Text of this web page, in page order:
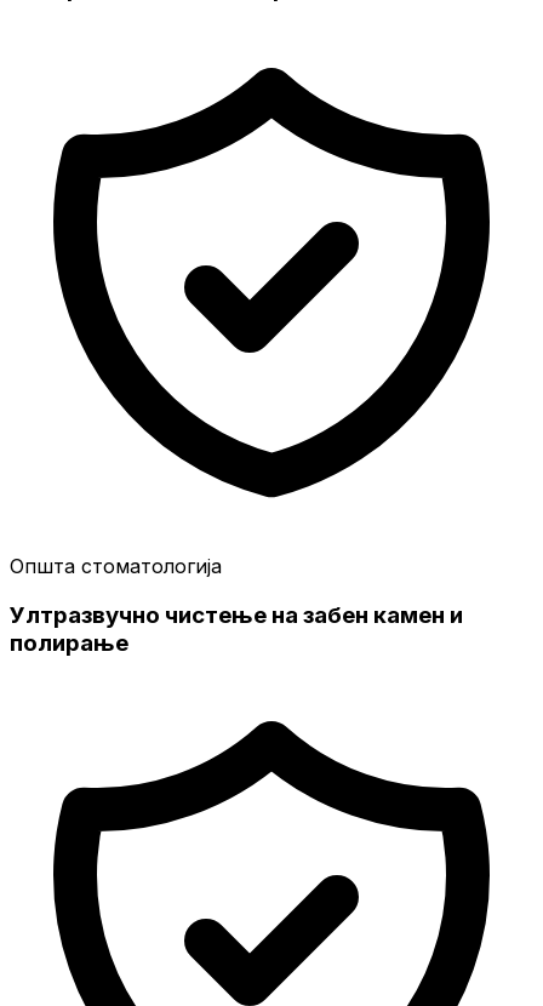
Општа стоматологија
Ултразвучно чистење на забен камен и
полирање